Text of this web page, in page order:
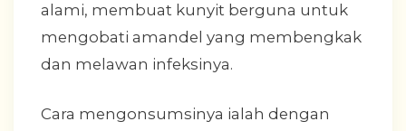
alami, membuat kunyit berguna untuk
mengobati amandel yang membengkak
dan melawan infeksinya.
Cara mengonsumsinya ialah dengan